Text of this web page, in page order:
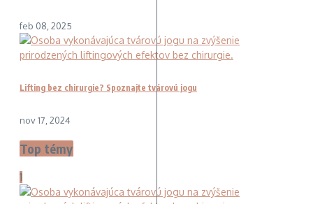
feb 08, 2025
Lifting bez chirurgie? Spoznajte tvárovú jogu
nov 17, 2024
Top témy
1